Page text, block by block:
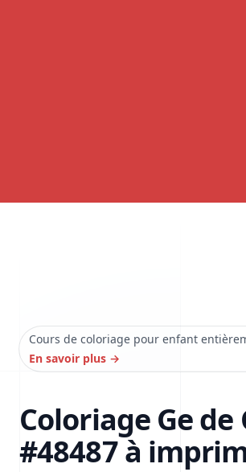
Cours de coloriage pour enfant
En savoir plus →
Coloriage Ge de
#48487 à